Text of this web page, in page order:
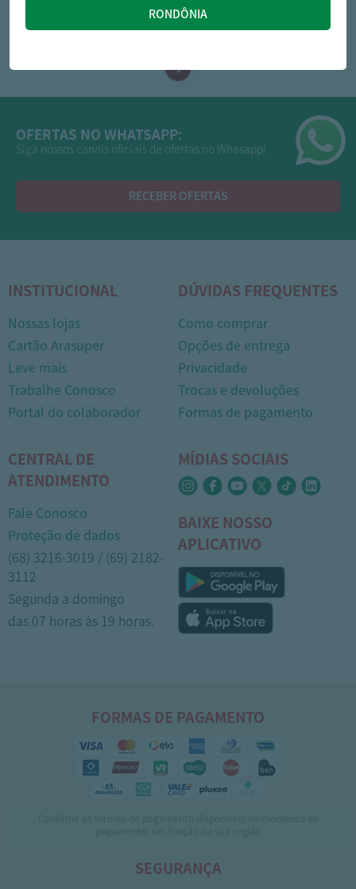
2,69
1
OFERTAS NO WHATSAPP:
Siga nossos canais oficiais de ofertas no Whasapp!
RECEBER OFERTAS
INSTITUCIONAL
Nossas lojas
Cartão Arasuper
Leve mais
Trabalhe Conosco
Portal do colaborador
DÚVIDAS FREQUENTES
Como comprar
Opções de entrega
Privacidade
Trocas e devoluções
Formas de pagamento
CENTRAL DE
ATENDIMENTO
Fale Conosco
Proteção de dados
(68) 3216-3019 / (69) 2182-
3112
Segunda a domingo
das 07 horas às 19 horas.
MÍDIAS SOCIAIS
BAIXE NOSSO
APLICATIVO
FORMAS DE PAGAMENTO
SEGURANÇA